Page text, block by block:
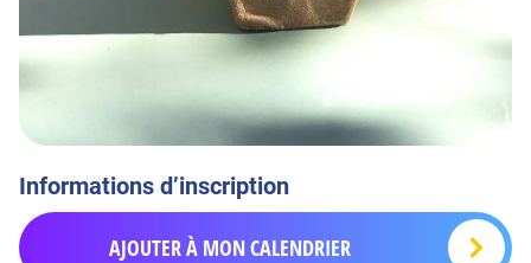
Informations d’inscription
AJOUTER À MON CALENDRIER